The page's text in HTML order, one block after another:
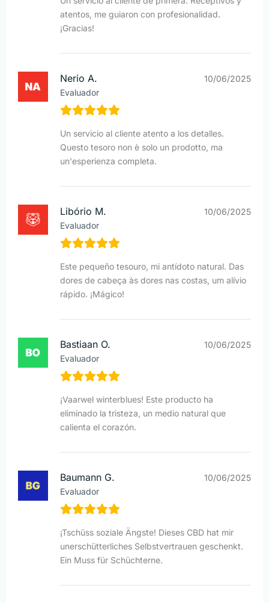
atentos, me guiaron con profesionalidad.
¡Gracias!
Nerio A.
Evaluador
10/06/2025
Un servicio al cliente atento a los detalles.
Questo tesoro non è solo un prodotto, ma
un'esperienza completa.
Libório M.
Evaluador
10/06/2025
Este pequeño tesouro, mi antídoto natural. Das
dores de cabeça às dores nas costas, um alívio
rápido. ¡Mágico!
Bastiaan O.
Evaluador
10/06/2025
¡Vaarwel winterblues! Este producto ha
eliminado la tristeza, un medio natural que
calienta el corazón.
Baumann G.
Evaluador
10/06/2025
¡Tschüss soziale Ängste! Dieses CBD hat mir
unerschütterliches Selbstvertrauen geschenkt.
Ein Muss für Schüchterne.